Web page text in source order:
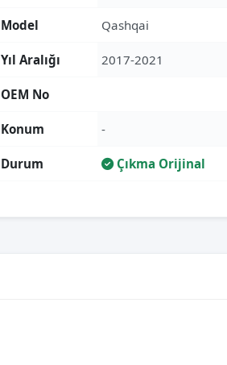
Model Qashqai
Yıl Aralığı 2017-2021
OEM No
Konum -
Durum Çıkma Orijinal